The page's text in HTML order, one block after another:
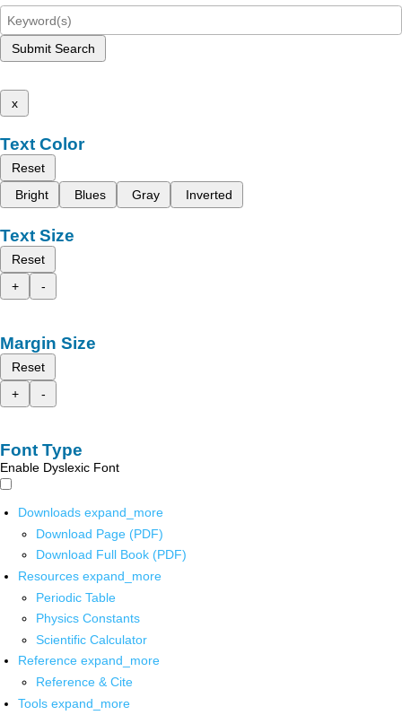
Submit Search
x
Text Color
Reset
Bright
Blues Gray Inverted
Text Size
Reset
+
-
Margin Size
Reset
+
-
Font Type
Enable Dyslexic Font
Downloads expand_more
Download Page (PDF)
Download Full Book (PDF)
Resources expand_more
Periodic Table
Physics Constants
Scientific Calculator
Reference expand_more
Reference & Cite
Tools expand_more